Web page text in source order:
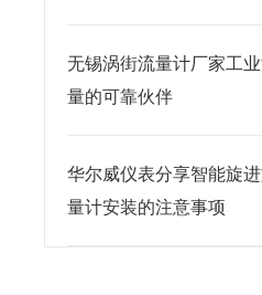
无锡涡街流量计厂家工
量的可靠伙伴
华尔威仪表分享智能旋
量计安装的注意事项